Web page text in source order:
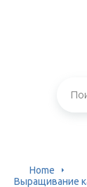
Home
Выращивание